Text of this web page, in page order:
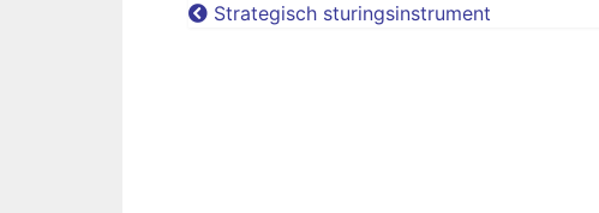
Strategisch sturingsinstrument